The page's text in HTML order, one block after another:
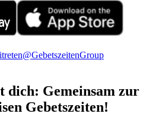
@GebetszeitenGroup
dich: Gemeinsam zur
Gebetszeiten!